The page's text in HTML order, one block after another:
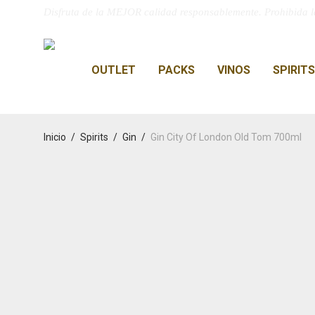
OUTLET PACKS VINOS SPIRITS
Inicio / Spirits / Gin / Gin City Of London Old Tom 700ml